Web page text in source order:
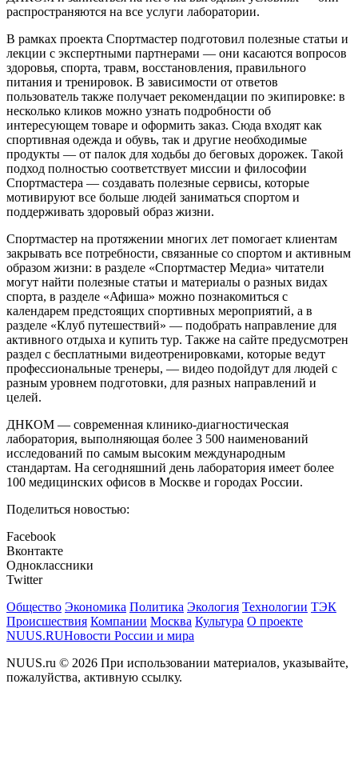
распространяются на все услуги лаборатории.
В рамках проекта Спортмастер подготовил полезные статьи и
лекции с экспертными партнерами — они касаются вопросов
здоровья, спорта, травм, восстановления, правильного
питания и тренировок. В зависимости от ответов
пользователь также получает рекомендации по экипировке: в
несколько кликов можно узнать подробности об
интересующем товаре и оформить заказ. Сюда входят как
спортивная одежда и обувь, так и другие необходимые
продукты — от палок для ходьбы до беговых дорожек. Такой
подход полностью соответствует миссии и философии
Спортмастера — создавать полезные сервисы, которые
мотивируют все больше людей заниматься спортом и
поддерживать здоровый образ жизни.
Спортмастер на протяжении многих лет помогает клиентам
закрывать все потребности, связанные со спортом и активным
образом жизни: в разделе «Спортмастер Медиа» читатели
могут найти полезные статьи и материалы о разных видах
спорта, в разделе «Афиша» можно познакомиться с
календарем предстоящих спортивных мероприятий, а в
разделе «Клуб путешествий» — подобрать направление для
активного отдыха и купить тур. Также на сайте предусмотрен
раздел с бесплатными видеотренировками, которые ведут
профессиональные тренеры, — видео подойдут для людей с
разным уровнем подготовки, для разных направлений и
целей.
ДНКОМ — современная клинико-диагностическая
лаборатория, выполняющая более 3 500 наименований
исследований по самым высоким международным
стандартам. На сегодняшний день лаборатория имеет более
100 медицинских офисов в Москве и городах России.
Поделиться новостью:
Facebook
Вконтакте
Одноклассники
Twitter
Общество Экономика Политика Экология Технологии ТЭК
Происшествия Компании Москва Культура О проекте
NUUS.RUНовости России и мира
NUUS.ru © 2026 При использовании материалов, указывайте,
пожалуйства, активную ссылку.